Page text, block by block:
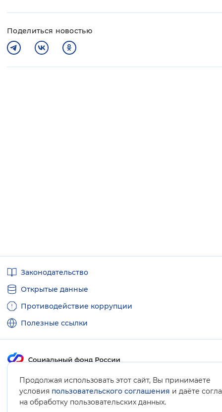
Поделиться новостью
Продолжая использовать этот сайт, Вы принимаете
условия пользовательского соглашения и даёте
на обработку пользовательских данных.
ссылкиЗаконодательство
Открытые данные
Противодействие коррупции
Полезные ссылки
Карта сайта